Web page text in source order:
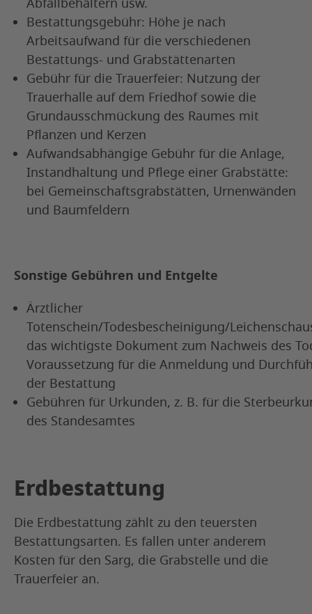
Bestattungsgebühr: Höhe je nach
Arbeitsaufwand für die verschiedenen
Bestattungs- und Grabstättenarten
Gebühr für die Trauerfeier: Nutzung der
Trauerhalle auf dem Friedhof sowie die
Grundausschmückung des Raumes mit
Pflanzen und Kerzen
Aufwandsabhängige Gebühr für die Anlage,
Instandhaltung und Pflege einer Grabstätte:
bei Gemeinschaftsgrabstätten, Urnenwänden
und Baumfeldern
Sonstige Gebühren und Entgelte
Ärztlicher
Totenschein/Todesbescheinigung/
das wichtigste Dokument zum Nachweis des
Voraussetzung für die Anmeldung und
der Bestattung
Gebühren für Urkunden, z. B. für die
des Standesamtes
Erdbestattung
Die Erdbestattung zählt zu den teuersten
Bestattungsarten. Es fallen unter anderem
Kosten für den Sarg, die Grabstelle und die
Trauerfeier an.